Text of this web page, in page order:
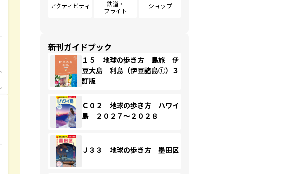
アクティビティ
鉄道・
フライト
ショップ
新刊ガイドブック
１５ 地球の歩き方 島旅 伊
豆大島 利島（伊豆諸島①）３
訂版
Ｃ０２ 地球の歩き方 ハワイ
島 ２０２７～２０２８
Ｊ３３ 地球の歩き方 墨田区